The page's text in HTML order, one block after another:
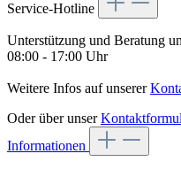
Service-Hotline
Unterstützung und Beratung
08:00 - 17:00 Uhr
Weitere Infos auf unserer
Oder über unser
Informationen